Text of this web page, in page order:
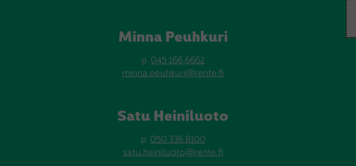
Minna Peuhkuri
p. 045 166 6662
minna.peuhkuri@rente.fi
Satu Heiniluoto
p. 050 336 8100
satu.heiniluoto@rente.fi